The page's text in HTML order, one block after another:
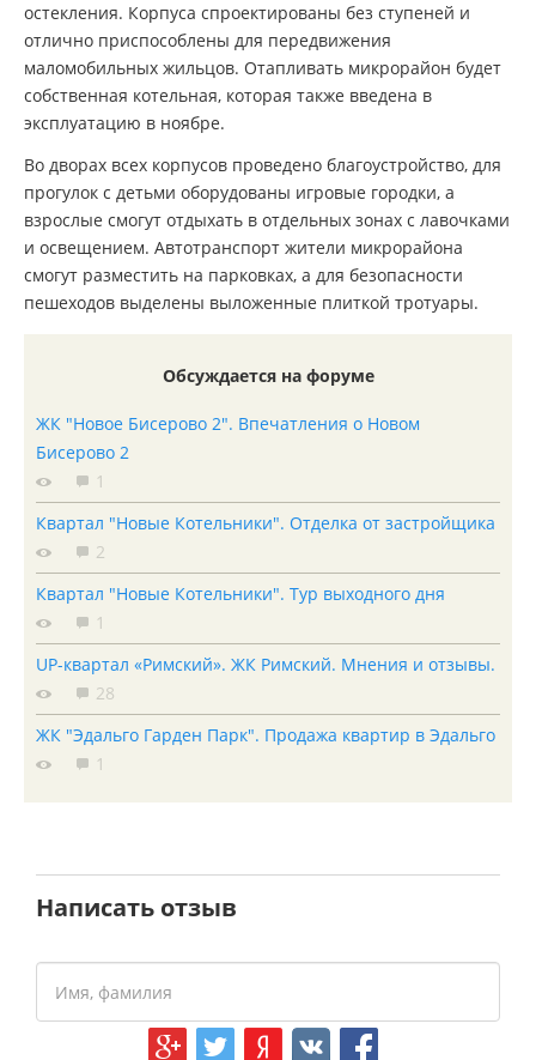
остекления. Корпуса спроектированы без ступеней и
отлично приспособлены для передвижения
маломобильных жильцов. Отапливать микрорайон будет
собственная котельная, которая также введена в
эксплуатацию в ноябре.
Во дворах всех корпусов проведено благоустройство, для
прогулок с детьми оборудованы игровые городки, а
взрослые смогут отдыхать в отдельных зонах с лавочками
и освещением. Автотранспорт жители микрорайона
смогут разместить на парковках, а для безопасности
пешеходов выделены выложенные плиткой тротуары.
Обсуждается на форуме
ЖК "Новое Бисерово 2". Впечатления о Новом
Бисерово 2
1
Квартал "Новые Котельники". Отделка от застройщика
2
Квартал "Новые Котельники". Тур выходного дня
1
UP-квартал «Римский». ЖК Римский. Мнения и отзывы.
28
ЖК "Эдальго Гарден Парк". Продажа квартир в Эдальго
1
Написать отзыв